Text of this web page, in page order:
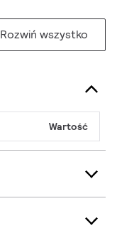
Rozwiń wszystko
Wartość